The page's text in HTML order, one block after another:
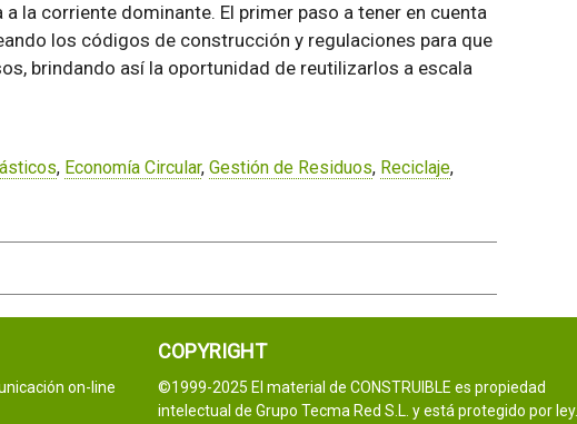
la corriente dominante. El primer paso a tener en cuenta
los códigos de construcción y regulaciones para que
brindando así la oportunidad de reutilizarlos a escala
, Economía Circular, Gestión de Residuos, Reciclaje,
on-line
COPYRIGHT
©1999-2025 El material de CONSTRUIBLE es propiedad
intelectual de Grupo Tecma Red S.L. y está protegido por ley.